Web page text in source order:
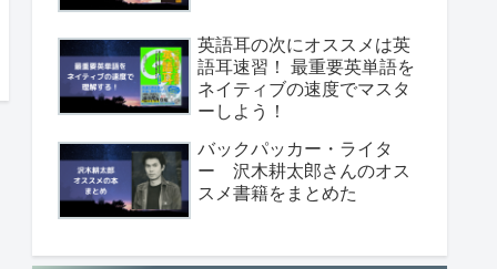
英語耳の次にオススメは英
語耳速習！ 最重要英単語を
ネイティブの速度でマスタ
ーしよう！
バックパッカー・ライタ
ー 沢木耕太郎さんのオス
スメ書籍をまとめた